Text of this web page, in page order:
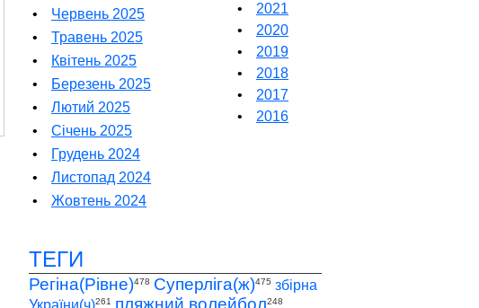
•
Червень 2025
•
Травень 2025
•
Квітень 2025
•
Березень 2025
•
Лютий 2025
•
Січень 2025
•
Грудень 2024
•
Листопад 2024
•
Жовтень 2024
•
2021
•
2020
•
2019
•
2018
•
2017
•
2016
ТЕГИ
Регіна(Рівне)478 Суперліга(ж)475 збірна
України(ч)261 пляжний волейбол248